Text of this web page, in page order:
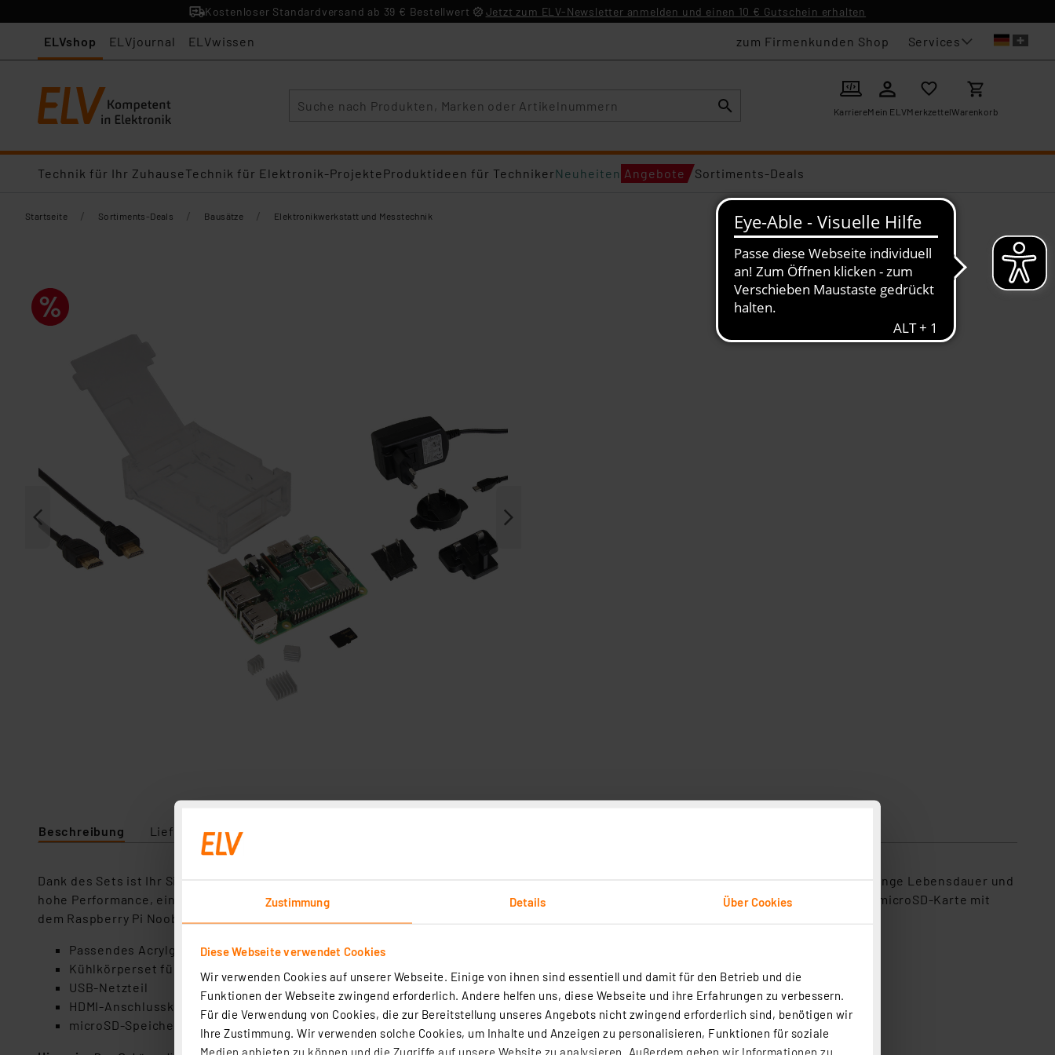
Zustimmung Details Über Cookies
Diese Webseite verwendet Cookies
Wir verwenden Cookies auf unserer Webseite. Einige von ihnen sind essentiell und damit für den Betrieb und die
Funktionen der Webseite zwingend erforderlich. Andere helfen uns, diese Webseite und ihre Erfahrungen zu verbessern.
Für die Verwendung von Cookies, die zur Bereitstellung unseres Angebots nicht zwingend erforderlich sind, benötigen wir
Ihre Zustimmung. Wir verwenden solche Cookies, um Inhalte und Anzeigen zu personalisieren, Funktionen für soziale
Medien anbieten zu können und die Zugriffe auf unsere Website zu analysieren. Außerdem geben wir Informationen zu
Kostenloser Standardversand ab 39 € Bestellwert Jetzt zum ELV-Newsletter anmelden und einen 10 € Gutschein erhalten
ELVshop ELVjournal ELVwissen zum Firmenkunden Shop Services
KarriereMein ELVMerkzettelWarenkorb
Technik für Ihr ZuhauseTechnik für Elektronik-ProjekteProduktideen für TechnikerNeuheiten Angebote Sortiments-Deals
Startseite / Sortiments-Deals / Bausätze / Elektronikwerkstatt und Messtechnik
Beschreibung Lieferumfang
Dank des Sets ist Ihr Single-Board-Computer (SBC) sicher untergebracht, die relevanten Bauteile erhalten eine verbesserte Kühlung für lange Lebensdauer und
hohe Performance, ein auf den SBC zugeschnittenes Netzteil liefert ausreichend Leistung, und für die schnelle Inbetriebnahme sorgt die microSD-Karte mit
dem Raspberry Pi Noobs.
Passendes Acrylgehäuse mit Klappdeckel
Kühlkörperset für Prozessor, RAM und USB-/Netzwerkcontroller, selbst klebend
USB-Netzteil
HDMI-Anschlusskabel, 1,8 m
microSD-Speicherkarte, 16 GB, mit Raspberry Pi Noobs